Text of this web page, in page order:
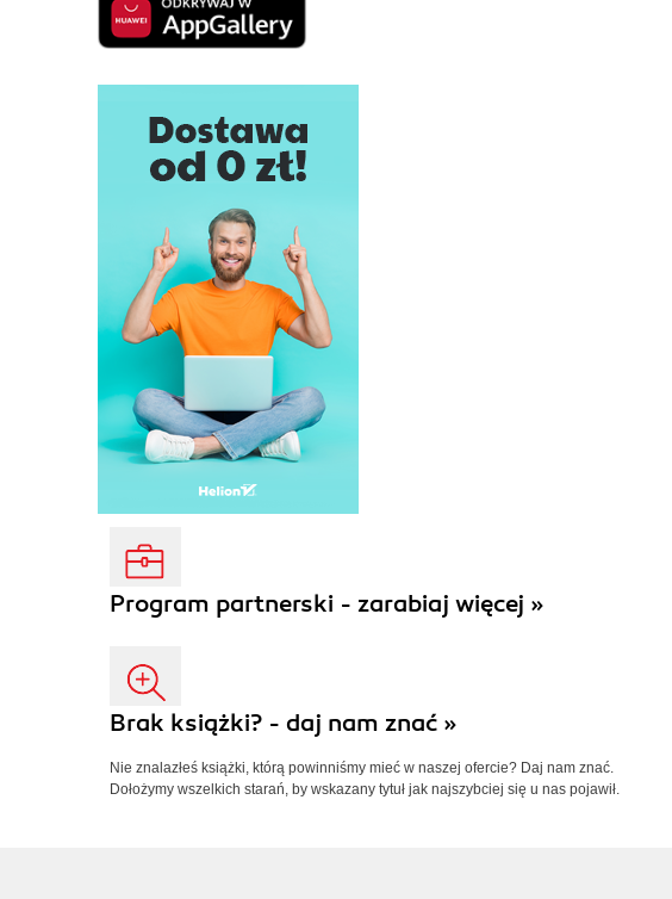
Program partnerski - zarabiaj więcej »
Brak książki? - daj nam znać »
Nie znalazłeś książki, którą powinniśmy mieć w naszej ofercie? Daj nam znać.
Dołożymy wszelkich starań, by wskazany tytuł jak najszybciej się u nas pojawił.